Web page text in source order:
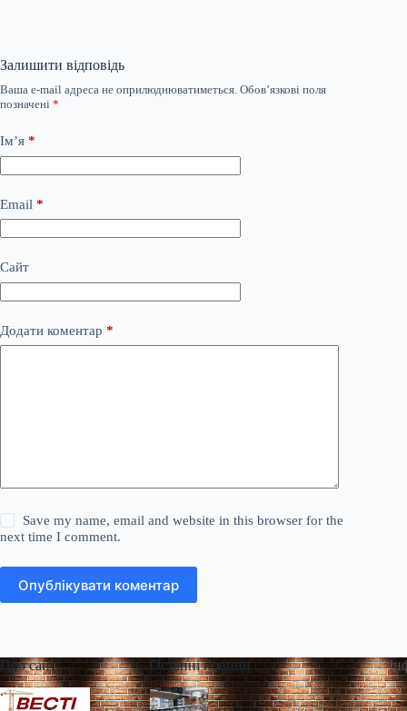
Залишити відповідь
Ваша e-mail адреса не оприлюднюватиметься. Обов’язкові поля
позначені *
Ім’я *
Email *
Сайт
Додати коментар *
Save my name, email and website in this browser for the
next time I comment.
Опублікувати коментар
Про сайт Останні новини